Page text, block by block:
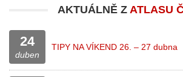
AKTUÁLNĚ Z ATLASU
24
duben
TIPY NA VÍKEND 26. – 27 dubna